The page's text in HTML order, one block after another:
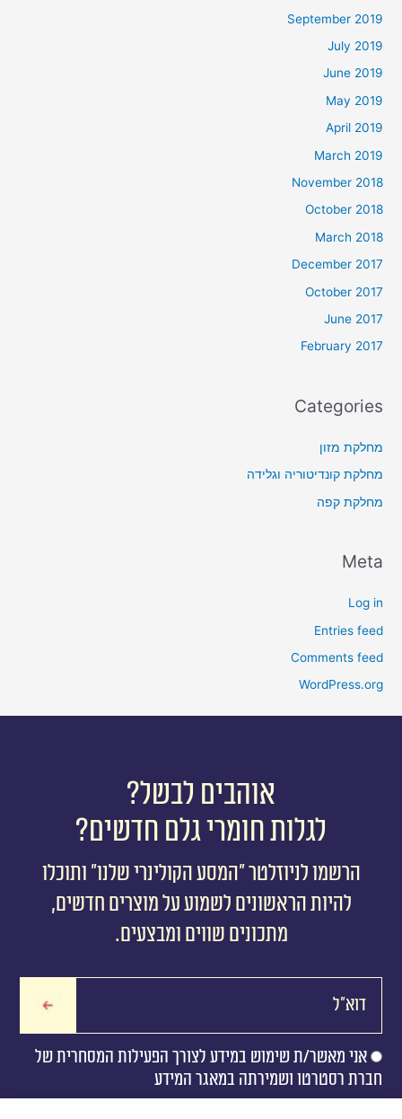
September 2019
July 2019
June 2019
May 2019
April 2019
March 2019
November 2018
October 2018
March 2018
December 2017
October 2017
June 2017
February 2017
Categories
מחלקת מזון
מחלקת קונדיטוריה וגלידה
מחלקת קפה
Meta
Log in
Entries feed
Comments feed
WordPress.org
אוהבים לבשל?
לגלות חומרי גלם חדשים?
הרשמו לניוזלטר ״המסע הקולינרי שלנו״ ותוכלו
להיות הראשונים לשמוע על מוצרים חדשים,
מתכונים שווים ומבצעים.
אני מאשר/ת שימוש במידע לצורך הפעילות המסחרית של
חברת רסטרטו ושמירתה במאגר המידע